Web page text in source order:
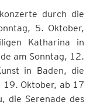
durch die
5. Oktober,
Katharina in
am Sonntag, 12.
in Baden, die
19. Oktober, ab 17
die Serenade des